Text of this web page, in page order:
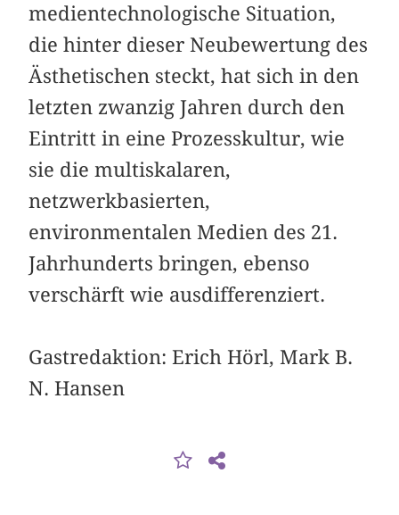
medientechnologische Situation,
die hinter dieser Neubewertung des
Ästhetischen steckt, hat sich in den
letzten zwanzig Jahren durch den
Eintritt in eine Prozesskultur, wie
sie die multiskalaren,
netzwerkbasierten,
environmentalen Medien des 21.
Jahrhunderts bringen, ebenso
verschärft wie ausdifferenziert.
Gastredaktion: Erich Hörl, Mark B.
N. Hansen